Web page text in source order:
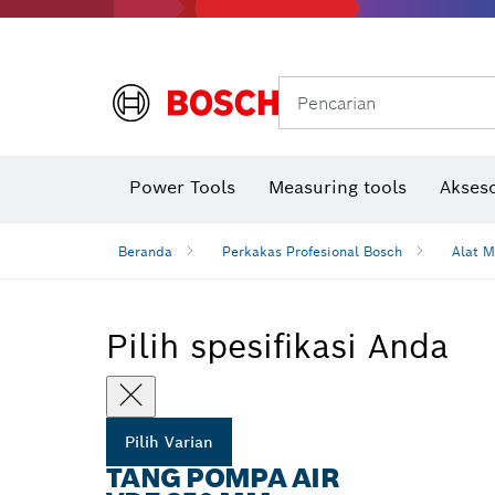
Pencarian
Power Tools Measuring tools
Beranda Perkakas Profesional Bosch Alat
Pilih spesifikasi Anda
Pilih Varian
TANG POMPA AIR